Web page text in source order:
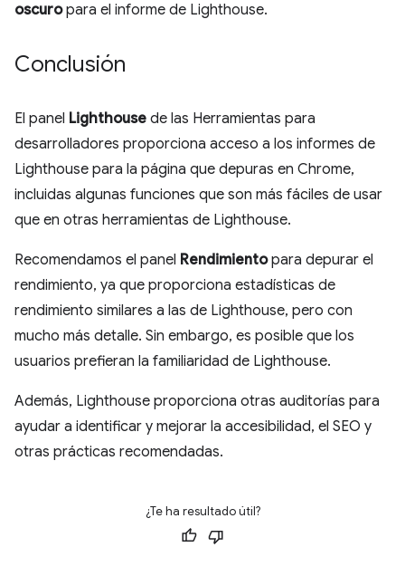
oscuropara el informe de Lighthouse.
Conclusión
El panel Lighthouse de las Herramientas para
desarrolladores proporciona acceso a los informes de
Lighthouse para la página que depuras en Chrome,
incluidas algunas funciones que son más fáciles de usar
que en otras herramientas de Lighthouse.
Recomendamos el panel Rendimientopara depurar el
rendimiento, ya que proporciona estadísticas de
rendimiento similares a las de Lighthouse, pero con
mucho más detalle. Sin embargo, es posible que los
usuarios prefieran la familiaridad de Lighthouse.
Además, Lighthouse proporciona otras auditorías para
ayudar a identificar y mejorar la accesibilidad, el SEO y
otras prácticas recomendadas.
¿Te ha resultado útil?